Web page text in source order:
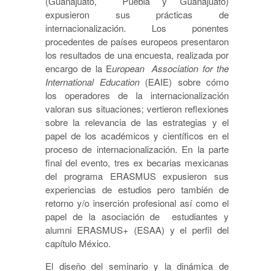
expusieron sus prácticas de
internacionalización. Los ponentes
procedentes de países europeos presentaron
los resultados de una encuesta, realizada por
encargo de la European Association for the
International Education(EAIE) sobre cómo
los operadores de la internacionalización
valoran sus situaciones; vertieron reflexiones
sobre la relevancia de las estrategias y el
papel de los académicos y científicos en el
proceso de internacionalización. En la parte
final del evento, tres ex becarias mexicanas
del programa ERASMUS expusieron sus
experiencias de estudios pero también de
retorno y/o inserción profesional así como el
papel de la asociación de estudiantes y
alumni ERASMUS+ (ESAA) y el perfil del
capítulo México.
El diseño del seminario y la dinámica de